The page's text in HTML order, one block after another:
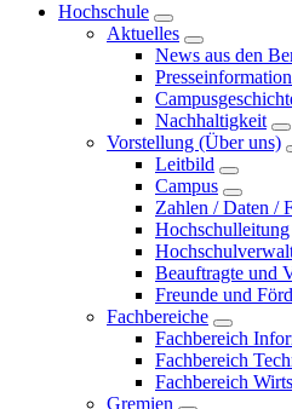
Hochschule
Aktuelles
News aus den
Nachhaltigkeit
Vorstellung (Über uns)
Leitbild
Campus
Zahlen / Daten /
Hochschulleitung
Beauftragte und
Freunde und
Fachbereiche
Fachbereich
Fachbereich
Fachbereich
Gremien